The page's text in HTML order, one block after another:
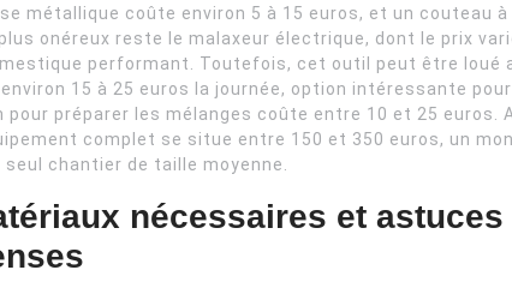
métallique coûte environ 5 à 15 euros, et un couteau
onéreux reste le malaxeur électrique, dont le prix
performant. Toutefois, cet outil peut être loué
15 à 25 euros la journée, option intéressante
pour préparer les mélanges coûte entre 10 et 25 euros.
complet se situe entre 150 et 350 euros, un
chantier de taille moyenne.
nécessaires et